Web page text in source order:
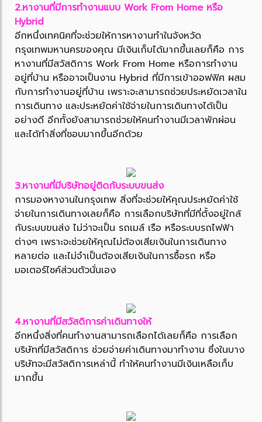
2.หางานที่มีการทำงานแบบ Work From Home หรือ
Hybrid
อีกหนึ่งเทคนิคที่จะช่วยให้การหางานทำในจังหวัด
กรุงเทพมหานครของคุณ มีเงินเก็บได้มากขึ้นเลยก็คือ การ
หางานที่มีสวัสดิการ Work From Home หรือการทำงาน
อยู่ที่บ้าน หรืออาจเป็นงาน Hybrid ที่มีการเข้าออฟฟิศ ผสม
กับการทำงานอยู่ที่บ้าน เพราะจะสามารถช่วยประหยัดเวลาใน
การเดินทาง และประหยัดค่าใช้จ่ายในการเดินทางได้เป็น
อย่างดี อีกทั้งยังสามารถช่วยให้คนทำงานมีเวลาพักผ่อน
และได้ทำสิ่งที่ชอบมากขึ้นอีกด้วย
3.หางานที่มีบริษัทอยู่ติดกับระบบขนส่ง
การมองหางานในกรุงเทพ สิ่งที่จะช่วยให้คุณประหยัดค่าใช้
จ่ายในการเดินทางเลยก็คือ การเลือกบริษัทที่มีที่ตั้งอยู่ใกล้
กับระบบขนส่ง ไม่ว่าจะเป็น รถเมล์ เรือ หรือระบบรถไฟฟ้า
ต่างๆ เพราะจะช่วยให้คุณไม่ต้องเสียเงินในการเดินทาง
หลายต่อ และไม่จำเป็นต้องเสียเงินในการซื้อรถ หรือ
มอเตอร์ไซค์ส่วนตัวนั่นเอง
4.หางานที่มีสวัสดิการค่าเดินทางให้
อีกหนึ่งสิ่งที่คนทำงานสามารถเลือกได้เลยก็คือ การเลือก
บริษัทที่มีสวัสดิการ ช่วยจ่ายค่าเดินทางมาทำงาน ซึ่งในบาง
บริษัทจะมีสวัสดิการเหล่านี้ ทำให้คนทำงานมีเงินเหลือเก็บ
มากขึ้น